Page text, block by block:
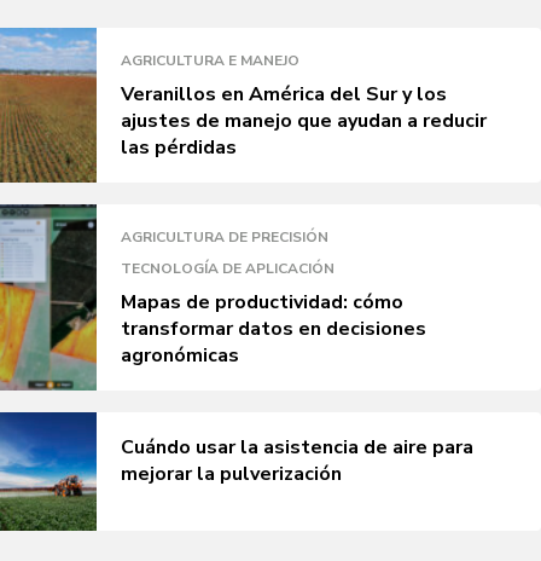
AGRICULTURA E MANEJO
Veranillos en América del Sur y los
ajustes de manejo que ayudan a reducir
las pérdidas
AGRICULTURA DE PRECISIÓN
TECNOLOGÍA DE APLICACIÓN
Mapas de productividad: cómo
transformar datos en decisiones
agronómicas
Cuándo usar la asistencia de aire para
mejorar la pulverización